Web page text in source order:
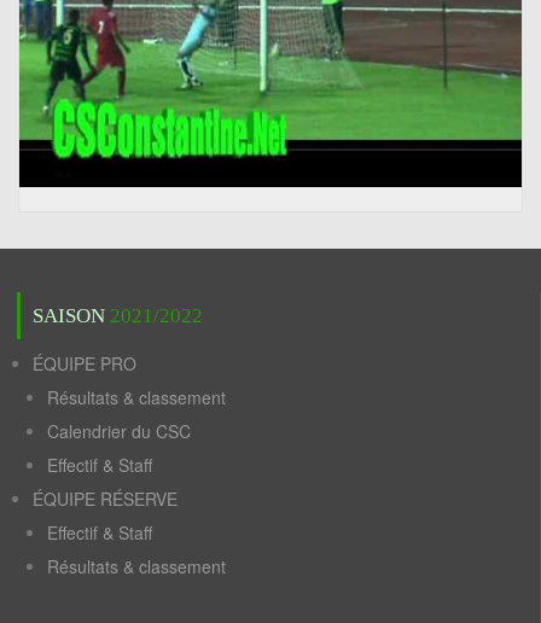
SAISON 2021/2022
ÉQUIPE PRO
Résultats & classement
Calendrier du CSC
Effectif & Staff
ÉQUIPE RÉSERVE
Effectif & Staff
Résultats & classement